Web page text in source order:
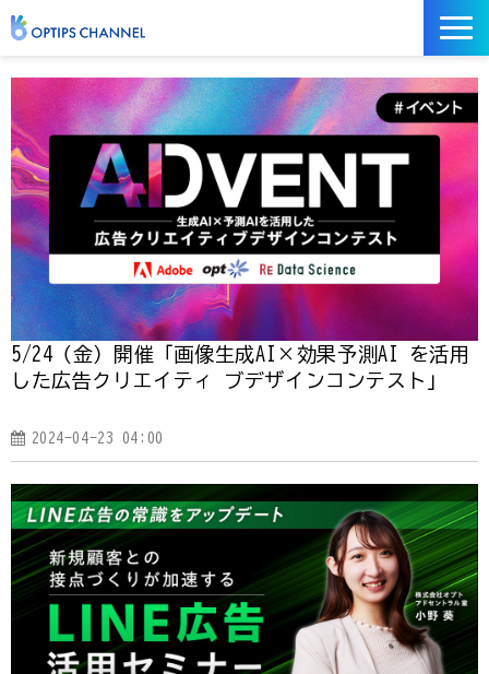
記事
お役立ち資料
イベント
サービス／ツール
5/24（金）開催「画像生成AI×効果予測AI を活用
した広告クリエイティ ブデザインコンテスト」
2024-04-23 04:00